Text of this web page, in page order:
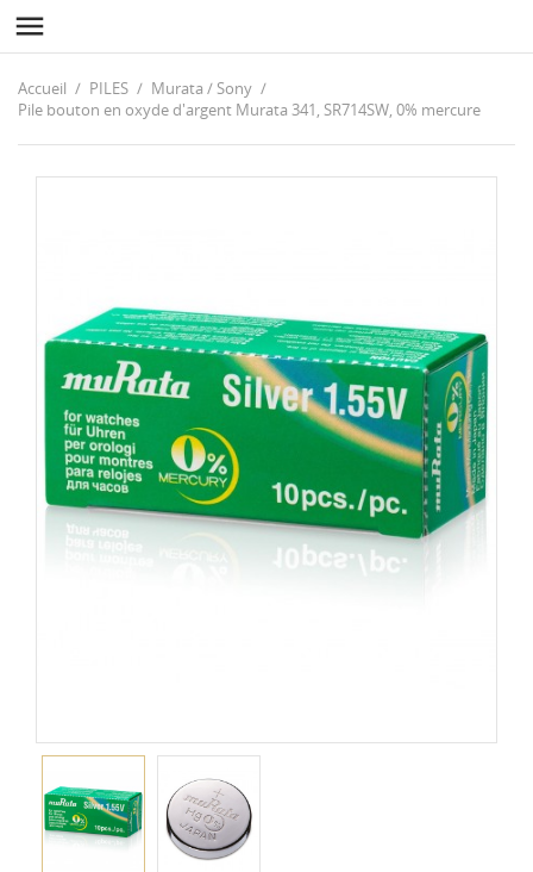

Accueil PILES
Murata / Sony
Pile bouton en oxyde d'argent Murata 341, SR714SW, 0% mercure